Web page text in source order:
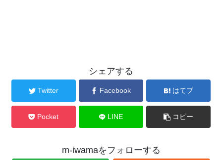
シェアする
Twitter Facebook はてブ
Pocket LINE コピー
m-iwamaをフォローする